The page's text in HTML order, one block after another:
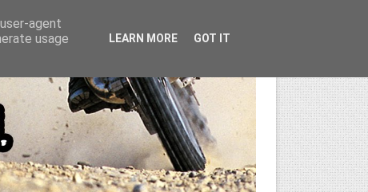
agent
usage
LEARN MORE GOT IT